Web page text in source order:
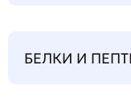
БЕЛКИ И